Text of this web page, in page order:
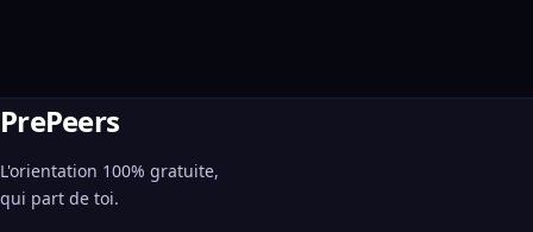
PrePeers
L'orientation 100% gratuite,
qui part de toi.